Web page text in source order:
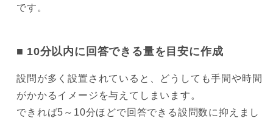
です。
10分以内に回答できる量を目安に作成
設問が多く設置されていると、どうしても手間や時間
がかかるイメージを与えてしまいます。
できれば5～10分ほどで回答できる設問数に抑えまし